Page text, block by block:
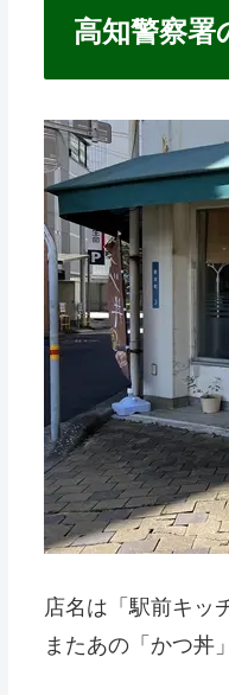
高知警察署
店名は「駅前キッ
またあの「かつ丼